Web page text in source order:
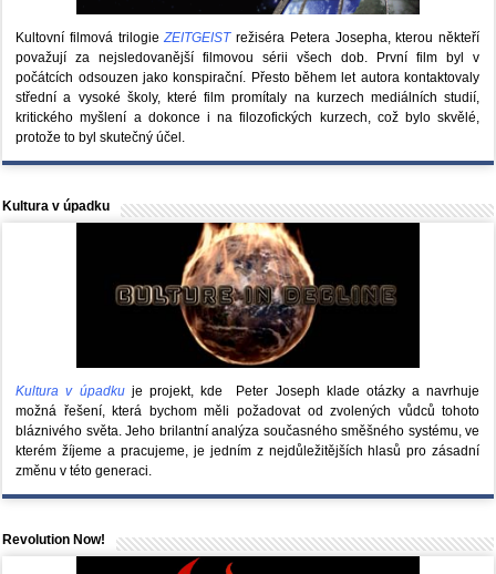
Kultovní filmová trilogieZEITGEISTrežiséra Petera Josepha, kterou někteří
považují za nejsledovanější filmovou sérii všech dob. První film byl v
počátcích odsouzen jako konspirační. Přesto během let autora kontaktovaly
střední a vysoké školy, které film promítaly na kurzech mediálních studií,
kritického myšlení a dokonce i na filozofických kurzech, což bylo skvělé,
protože to byl skutečný účel.
Kultura v úpadku
Kultura v úpadkuje projekt, kde Peter Joseph klade otázky a navrhuje
možná řešení, která bychom měli požadovat od zvolených vůdců tohoto
bláznivého světa. Jeho brilantní analýza současného směšného systému, ve
kterém žíjeme a pracujeme, je jedním z nejdůležitějších hlasů pro zásadní
změnu v této generaci.
Revolution Now!